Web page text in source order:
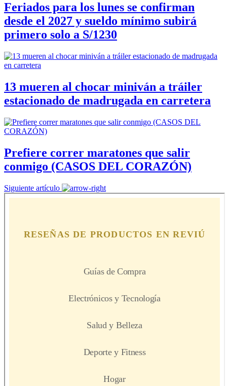
Feriados para los lunes se confirman
desde el 2027 y sueldo mínimo subirá
primero solo a S/1230
13 mueren al chocar miniván a tráiler
estacionado de madrugada en carretera
Prefiere correr maratones que salir
conmigo (CASOS DEL CORAZÓN)
Siguiente artículo